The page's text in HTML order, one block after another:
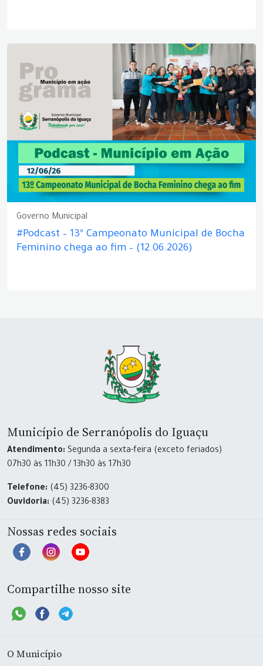
Governo Municipal
#Podcast – 13º Campeonato Municipal de Bocha
Feminino chega ao fim – (12.06.2026)
Município de Serranópolis do Iguaçu
Atendimento: Segunda a sexta-feira (exceto feriados)
07h30 às 11h30 / 13h30 às 17h30
Telefone: (45) 3236-8300
Ouvidoria: (45) 3236-8383
Nossas redes sociais
Compartilhe nosso site
O Município